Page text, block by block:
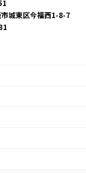
城東区今福西1-8-7